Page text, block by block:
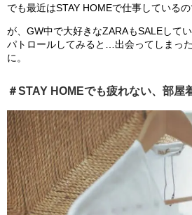
でも最近はSTAY HOMEで仕事しているの
が、GW中で大好きなZARAもSALEして
パトロールしてみると…出会ってしまっ
に。
＃STAY HOMEでも疲れない、部屋